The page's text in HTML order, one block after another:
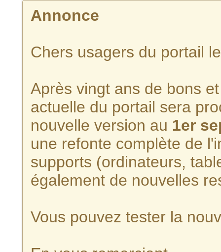
Annonce
Chers usagers du portail
Après vingt ans de bons
actuelle du portail sera
nouvelle version au 1er
une refonte complète de
supports (ordinateurs,
également de nouvelles
Vous pouvez tester la